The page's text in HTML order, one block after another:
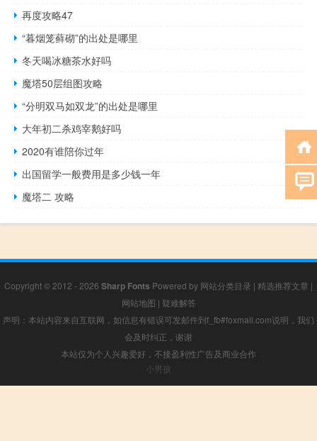
再度攻略47
“暮烟笼藓砌”的出处是哪里
冬天喝冰糖茶水好吗
魔塔50层组图攻略
“分明双马如双龙”的出处是哪里
大年初二杀鸡宰鹅好吗
2020有谁陪你过年
出国留学一般费用是多少钱一年
魔塔二 攻略
Copyright © 2012 - 2026 Sharp Fonts Powered by 网站分类目录 | 精选推荐文章 |
网站地图 | 疑难解答
声明：本站内容来自互联网，如信息有错误可发邮件到f_fb#foxmail.com说明，我们
会及时纠正，谢谢
本站仅为个人兴趣爱好，不接盈利性广告及商业合作
小男孩